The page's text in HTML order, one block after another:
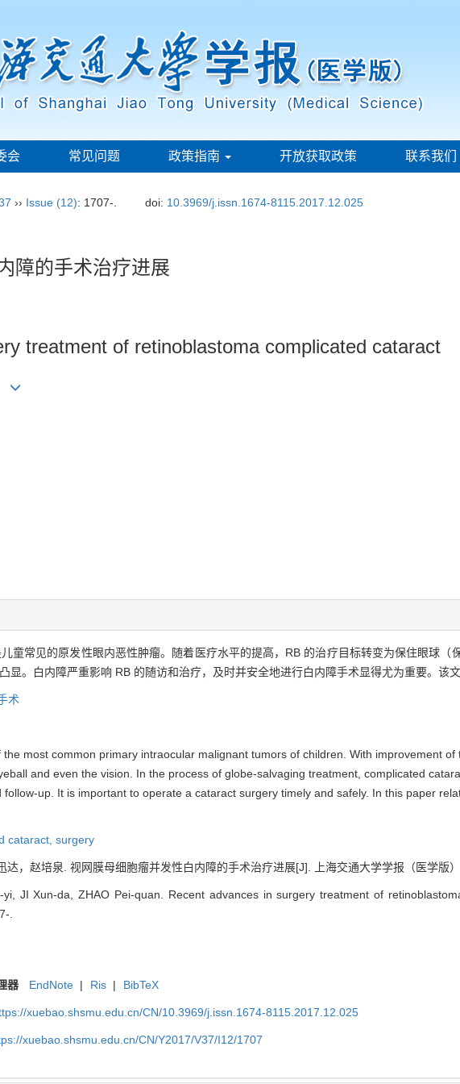
会 常见问题 政策指南 开放获取政策 联系我们
›› Issue (12): 1707-. doi: 10.3969/j.issn.1674-8115.2017.12.025
障的手术治疗进展
treatment of retinoblastoma complicated cataract
童常见的原发性眼内恶性肿瘤。随着医疗水平的提高，RB 的治疗目标转变为保住眼球（
显。白内障严重影响 RB 的随访和治疗，及时并安全地进行白内障手术显得尤为重要。该
术
most common primary intraocular malignant tumors of children. With improvement of
and even the vision. In the process of globe-salvaging treatment, complicated
up. It is important to operate a cataract surgery timely and safely. In this paper
cataract, surgery
达，赵培泉. 视网膜母细胞瘤并发性白内障的手术治疗进展[J]. 上海交通大学学报（医学版
yi, JI Xun-da, ZHAO Pei-quan. Recent advances in surgery treatment of
.
器 EndNote | Ris | BibTeX
xuebao.shsmu.edu.cn/CN/10.3969/j.issn.1674-8115.2017.12.025
xuebao.shsmu.edu.cn/CN/Y2017/V37/I12/1707